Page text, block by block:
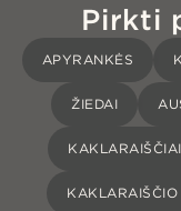
Pirkti
APYRANKĖS
ŽIEDAI
KAKLARAIŠČIAI